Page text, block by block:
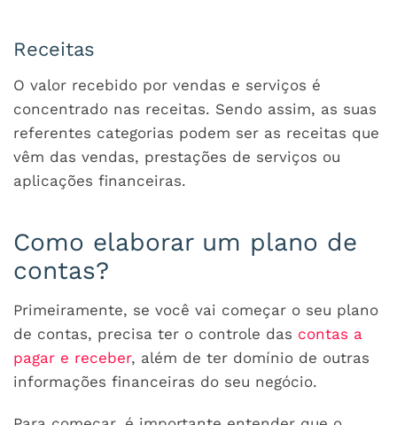
Receitas
O valor recebido por vendas e serviços é
concentrado nas receitas. Sendo assim, as suas
referentes categorias podem ser as receitas que
vêm das vendas, prestações de serviços ou
aplicações financeiras.
Como elaborar um plano de
contas?
Primeiramente, se você vai começar o seu plano
de contas, precisa ter o controle das contas a
pagar e receber, além de ter domínio de outras
informações financeiras do seu negócio.